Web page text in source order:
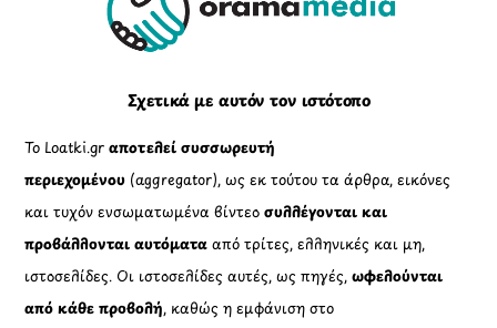
Σχετικά με αυτόν τον ιστότοπο
Το Loatki.grαποτελεί συσσωρευτή
περιεχομένου (aggregator), ως εκ τούτου τα άρθρα, εικόνες
και τυχόν ενσωματωμένα βίντεοσυλλέγονται και
προβάλλονται αυτόματααπό τρίτες, ελληνικές και μη,
ιστοσελίδες. Οι ιστοσελίδες αυτές, ως πηγές,ωφελούνται
από κάθε προβολή, καθώς η εμφάνιση στο